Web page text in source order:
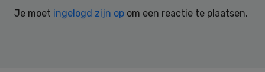
Je moet ingelogd zijn op om een reactie te plaatsen.